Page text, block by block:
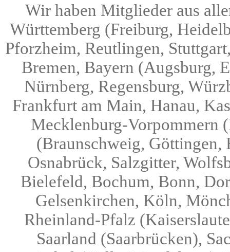
Wir haben Mitglieder aus
Württemberg (Freiburg,
Pforzheim, Reutlingen,
Bremen, Bayern (Augsburg,
Nürnberg, Regensburg,
Frankfurt am Main, Hanau,
Mecklenburg-Vorpommern
(Braunschweig, Göttingen,
Osnabrück, Salzgitter,
Bielefeld, Bochum, Bonn,
Gelsenkirchen, Köln,
Rheinland-Pfalz
Saarland (Saarbrücken),